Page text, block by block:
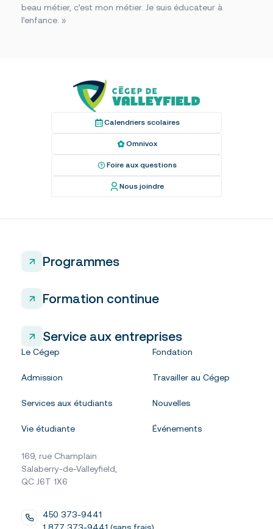
beau métier, c’est mon métier. Je suis éducateur à
l’enfance. »
Calendriers scolaires
Omnivox
Foire aux questions
Nous joindre
Programmes
Formation continue
Service aux entreprises
Le Cégep
Admission
Services aux étudiants
Vie étudiante
Fondation
Travailler au Cégep
Nouvelles
Événements
169, rue Champlain
Salaberry-de-Valleyfield,
QC J6T 1X6
450 373-9441
1 877 373-9441 (sans frais)